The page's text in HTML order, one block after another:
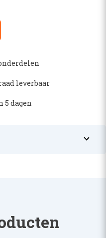
leverbaar
5 dagen